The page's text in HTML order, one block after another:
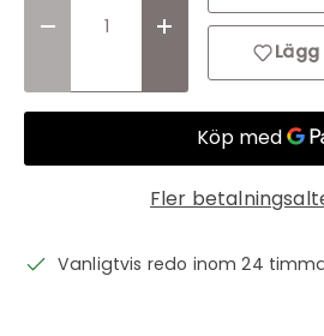
Translation missing:
Translation
Fler
Vanligtvis redo inom 24